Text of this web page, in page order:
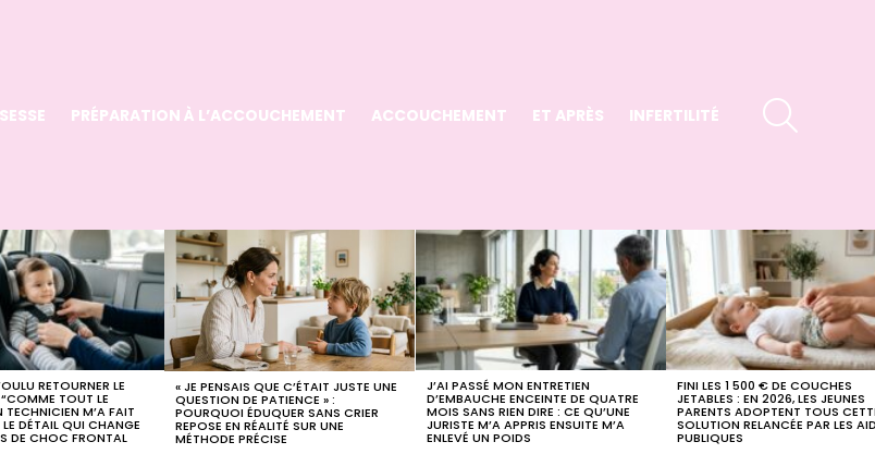
PRÉPARATION À L’ACCOUCHEMENT ACCOUCHEMENT ET APRÈS INFERTILITÉ
RETOURNER LE
TOUT LE
TECHNICIEN M’A FAIT
DÉTAIL QUI CHANGE
DE CHOC FRONTAL
« JE PENSAIS QUE C’ÉTAIT JUSTE UNE
QUESTION DE PATIENCE » :
POURQUOI ÉDUQUER SANS CRIER
REPOSE EN RÉALITÉ SUR UNE
MÉTHODE PRÉCISE
J’AI PASSÉ MON ENTRETIEN
D’EMBAUCHE ENCEINTE DE QUATRE
MOIS SANS RIEN DIRE : CE QU’UNE
JURISTE M’A APPRIS ENSUITE M’A
ENLEVÉ UN POIDS
FINI LES 1 500 € DE COUCHES
JETABLES : EN 2026, LES JEUNES
PARENTS ADOPTENT TOUS
SOLUTION RELANCÉE PAR LES
PUBLIQUES